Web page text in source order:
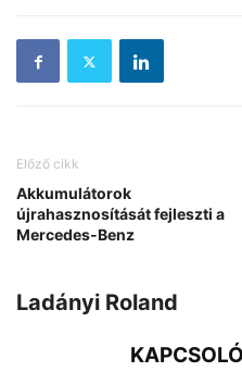
Előző cikk
Akkumulátorok
újrahasznosítását fejleszti a
Mercedes-Benz
Ladányi Roland